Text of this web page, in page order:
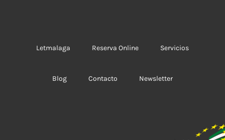
Letmalaga Reserva Online Servicios
Blog Contacto Newsletter